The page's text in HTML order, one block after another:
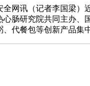
讯（记者李国梁）近
心肠研究院共同主办、
、代餐包等创新产品集